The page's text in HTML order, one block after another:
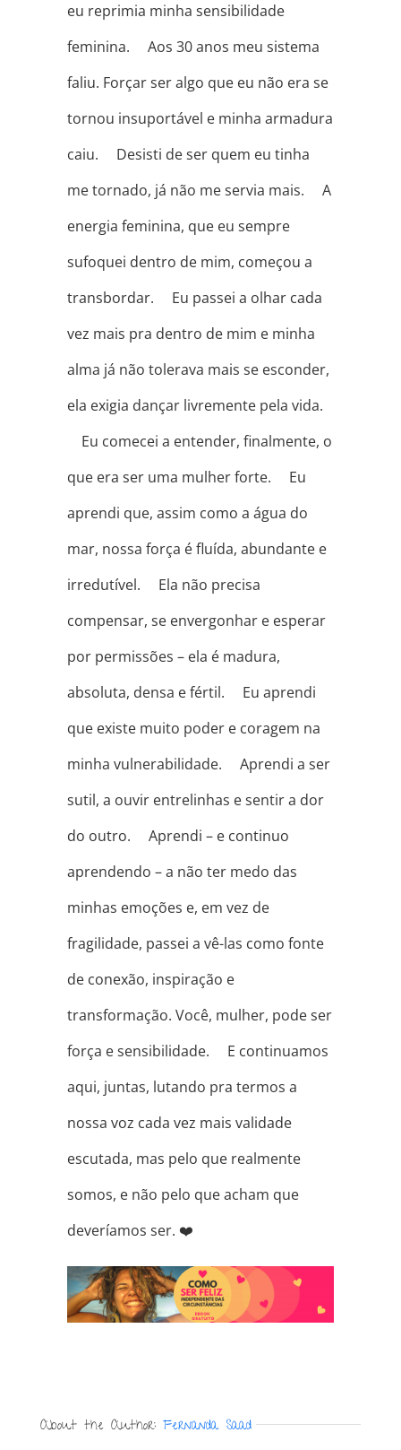
eu reprimia minha sensibilidade
feminina. ⠀ Aos 30 anos meu sistema
faliu. Forçar ser algo que eu não era se
tornou insuportável e minha armadura
caiu. ⠀ Desisti de ser quem eu tinha
me tornado, já não me servia mais. ⠀ A
energia feminina, que eu sempre
sufoquei dentro de mim, começou a
transbordar. ⠀ Eu passei a olhar cada
vez mais pra dentro de mim e minha
alma já não tolerava mais se esconder,
ela exigia dançar livremente pela vida.
⠀ Eu comecei a entender, finalmente, o
que era ser uma mulher forte. ⠀ Eu
aprendi que, assim como a água do
mar, nossa força é fluída, abundante e
irredutível. ⠀ Ela não precisa
compensar, se envergonhar e esperar
por permissões – ela é madura,
absoluta, densa e fértil. ⠀ Eu aprendi
que existe muito poder e coragem na
minha vulnerabilidade. ⠀ Aprendi a ser
sutil, a ouvir entrelinhas e sentir a dor
do outro. ⠀ Aprendi – e continuo
aprendendo – a não ter medo das
minhas emoções e, em vez de
fragilidade, passei a vê-las como fonte
de conexão, inspiração e
transformação. Você, mulher, pode ser
força e sensibilidade. ⠀ E continuamos
aqui, juntas, lutando pra termos a
nossa voz cada vez mais validade
escutada, mas pelo que realmente
somos, e não pelo que acham que
deveríamos ser. ❤️
About the Author: Fernanda Saad